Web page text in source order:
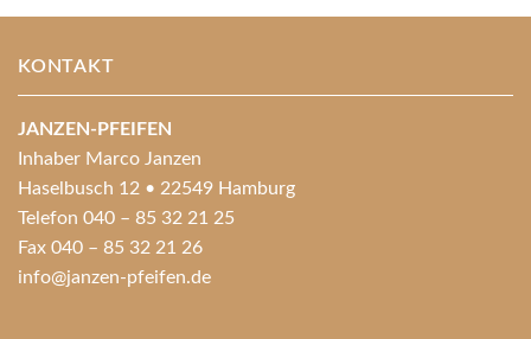
KONTAKT
JANZEN-PFEIFEN
Inhaber Marco Janzen
Haselbusch 12 • 22549 Hamburg
Telefon 040 – 85 32 21 25
Fax 040 – 85 32 21 26
info@janzen-pfeifen.de